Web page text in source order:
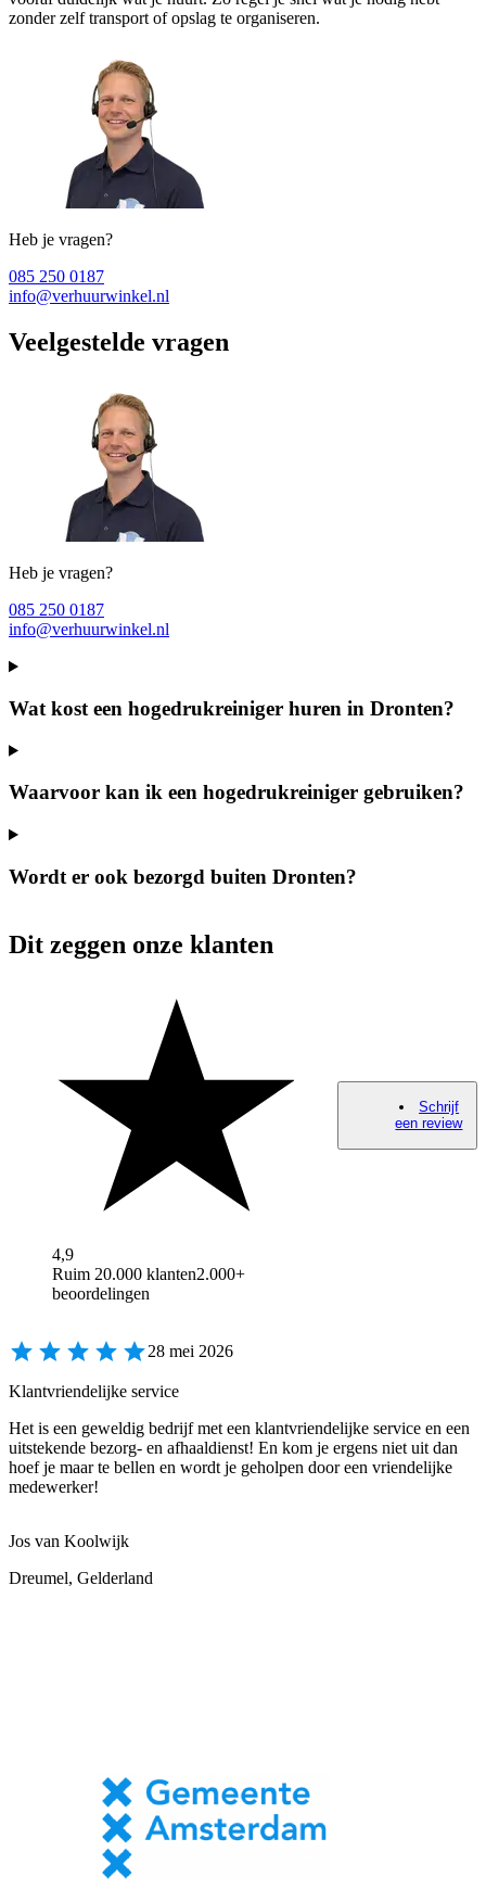
zonder zelf transport of opslag te organiseren.
Heb je vragen?
085 250 0187
info@verhuurwinkel.nl
Veelgestelde vragen
Heb je vragen?
085 250 0187
info@verhuurwinkel.nl
Wat kost een hogedrukreiniger huren in Dronten?
Waarvoor kan ik een hogedrukreiniger gebruiken?
Wordt er ook bezorgd buiten Dronten?
Dit zeggen onze klanten
4,9
Ruim 20.000 klanten2.000+
beoordelingen
Schrijf
een review
28 mei 2026
Klantvriendelijke service
Het is een geweldig bedrijf met een klantvriendelijke service en een
uitstekende bezorg- en afhaaldienst! En kom je ergens niet uit dan
hoef je maar te bellen en wordt je geholpen door een vriendelijke
medewerker!
Jos van Koolwijk
Dreumel, Gelderland